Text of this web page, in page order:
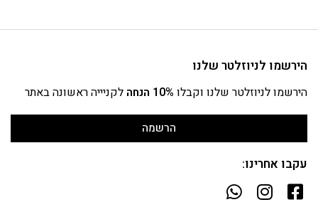
הירשמו לניוזלטר שלנו
הירשמו לניוזלטר שלנו וקבלו 10% הנחה לקניייה ראשונה באתר
הרשמה
עקבו אחרינו: